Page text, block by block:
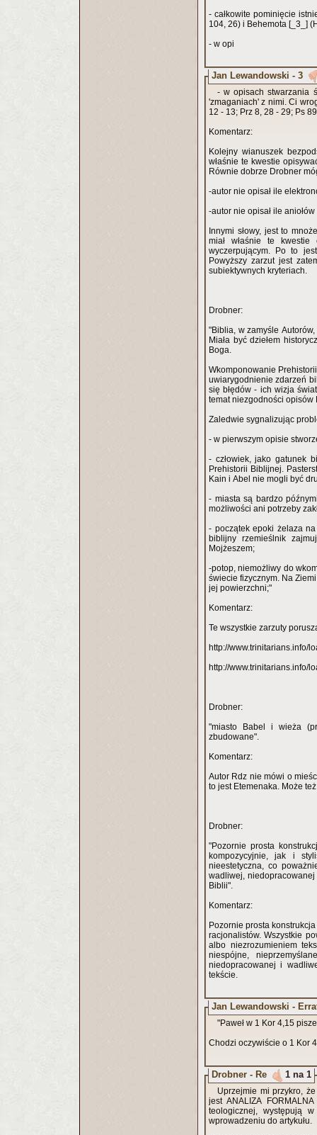
- całkowite pominięcie
104, 26) i Behemota [_3_]
- w opi
Jan Lewandowski - 3
- w opisach stwarzania
'zmaganiach' z nimi. Ci
12 - 13; Prz 8, 28 - 29; Ps
Komentarz:
Kolejny wianuszek
właśnie te kwestie
Równie dobrze Drobner
-autor nie opisał ile
-autor nie opisał ile
Innymi słowy, jest to
miał właśnie te
wyczerpującym. Po to
Powyższy zarzut jest
subiektywnych kryteriach.
Drobner:
"Biblia, w zamyśle
Miała być dziełem
Boga.
Wkomponowanie
uwiarygodnienie zdarzeń
się błędów - ich wizja
temat niezgodności
Zaledwie sygnalizując
- w pierwszym opisie
- człowiek, jako gatunek
Prehistorii Biblijnej.
Kain i Abel nie mogli być
- miasta są bardzo
możliwości ani potrzeby
- początek epoki żelaza
biblijny rzemieślnik
Mojżeszem;
-potop, niemożliwy do
świecie fizycznym. Na
jej powierzchni;"
Komentarz:
Te wszystkie zarzuty
http://www.trinitarians.info/
http://www.trinitarians.info/
Drobner:
"miasto Babel i wieża
zbudowane".
Komentarz:
Autor Rdz nie mówi o
to jest Etemenaka. Może
Drobner:
"Pozornie prosta
kompozycyjnie, jak i
nieestetyczna, co
wadliwej,
Biblii".
Komentarz:
Pozornie prosta
racjonalistów. Wszystkie
albo niezrozumieniem
niespójne,
niedopracowanej i
tekście.
Jan Lewandowski -
"Paweł w 1 Kor 4,15
Chodzi oczywiście o 1 Kor
Drobner - Re 1 na 1
Uprzejmie mi przykro,
jest ANALIZA
teologicznej, występują
wprowadzeniu do artykułu.